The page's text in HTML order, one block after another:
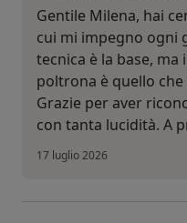
Gentile Milena, hai
cui mi impegno ogni
tecnica è la base, ma
poltrona è quello
Grazie per aver
con tanta lucidità. A
17 luglio 2026